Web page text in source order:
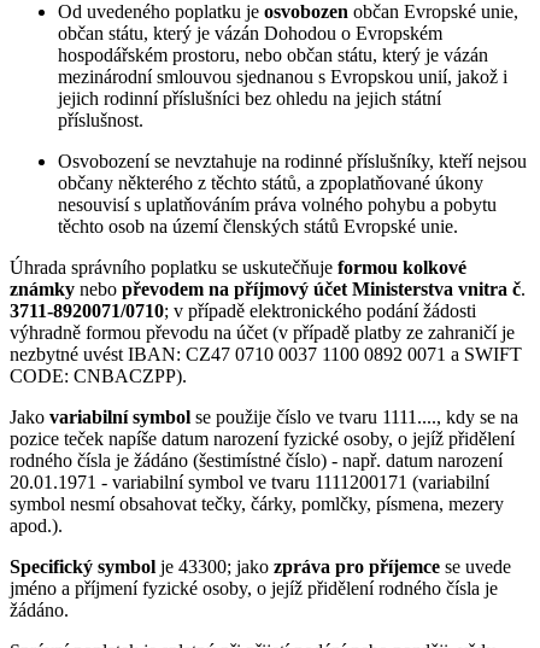
Od uvedeného poplatku je osvobozen občan Evropské unie,
občan státu, který je vázán Dohodou o Evropském
hospodářském prostoru, nebo občan státu, který je vázán
mezinárodní smlouvou sjednanou s Evropskou unií, jakož i
jejich rodinní příslušníci bez ohledu na jejich státní
příslušnost.
Osvobození se nevztahuje na rodinné příslušníky, kteří nejsou
občany některého z těchto států, a zpoplatňované úkony
nesouvisí s uplatňováním práva volného pohybu a pobytu
těchto osob na území členských států Evropské unie.
Úhrada správního poplatku se uskutečňuje formou kolkové
známky nebo převodem na příjmový účet Ministerstva vnitra č.
3711-8920071/0710; v případě elektronického podání žádosti
výhradně formou převodu na účet (v případě platby ze zahraničí je
nezbytné uvést IBAN: CZ47 0710 0037 1100 0892 0071 a SWIFT
CODE: CNBACZPP).
Jako variabilní symbol se použije číslo ve tvaru 1111...., kdy se na
pozice teček napíše datum narození fyzické osoby, o jejíž přidělení
rodného čísla je žádáno (šestimístné číslo) - např. datum narození
20.01.1971 - variabilní symbol ve tvaru 1111200171 (variabilní
symbol nesmí obsahovat tečky, čárky, pomlčky, písmena, mezery
apod.).
Specifický symbol je 43300; jako zpráva pro příjemce se uvede
jméno a příjmení fyzické osoby, o jejíž přidělení rodného čísla je
žádáno.